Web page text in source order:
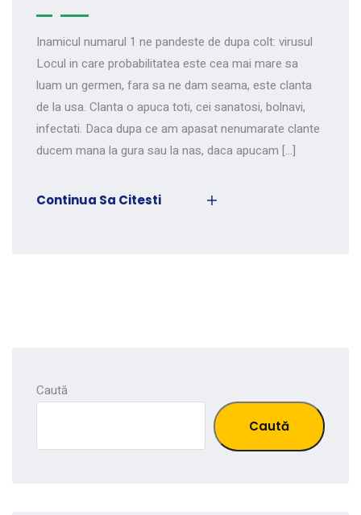
Inamicul numarul 1 ne pandeste de dupa colt: virusul
Locul in care probabilitatea este cea mai mare sa
luam un germen, fara sa ne dam seama, este clanta
de la usa. Clanta o apuca toti, cei sanatosi, bolnavi,
infectati. Daca dupa ce am apasat nenumarate clante
ducem mana la gura sau la nas, daca apucam […]
Continua Sa Citesti
Caută
Caută